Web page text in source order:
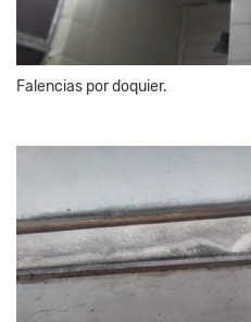
Falencias por doquier.